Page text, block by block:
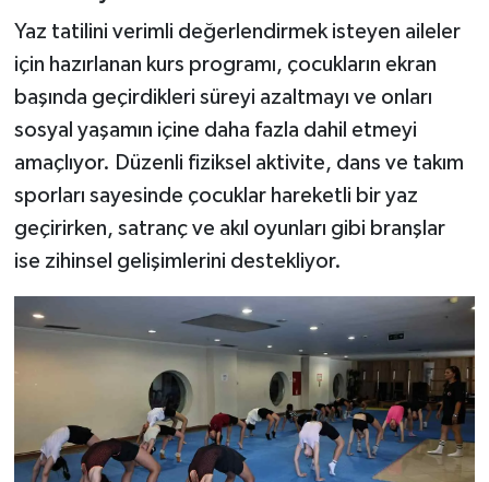
Yaz tatilini verimli değerlendirmek isteyen aileler
için hazırlanan kurs programı, çocukların ekran
başında geçirdikleri süreyi azaltmayı ve onları
sosyal yaşamın içine daha fazla dahil etmeyi
amaçlıyor. Düzenli fiziksel aktivite, dans ve takım
sporları sayesinde çocuklar hareketli bir yaz
geçirirken, satranç ve akıl oyunları gibi branşlar
ise zihinsel gelişimlerini destekliyor.